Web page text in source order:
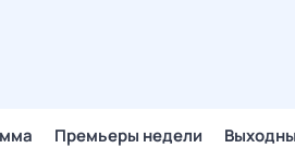
Премьеры недели